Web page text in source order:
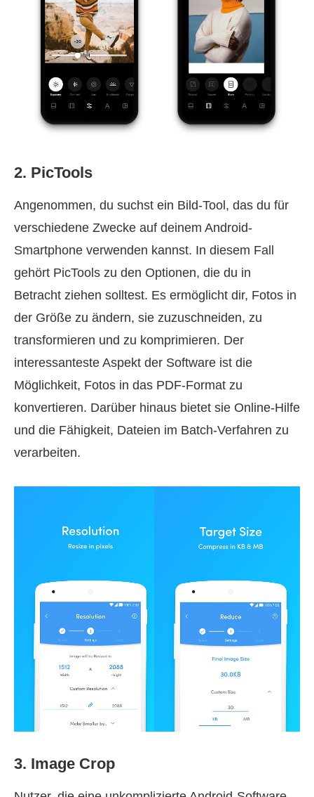
2. PicTools
Angenommen, du suchst ein Bild-Tool, das du für
verschiedene Zwecke auf deinem Android-
Smartphone verwenden kannst. In diesem Fall
gehört PicTools zu den Optionen, die du in
Betracht ziehen solltest. Es ermöglicht dir, Fotos in
der Größe zu ändern, sie zuzuschneiden, zu
transformieren und zu komprimieren. Der
interessanteste Aspekt der Software ist die
Möglichkeit, Fotos in das PDF-Format zu
konvertieren. Darüber hinaus bietet sie Online-Hilfe
und die Fähigkeit, Dateien im Batch-Verfahren zu
verarbeiten.
3. Image Crop